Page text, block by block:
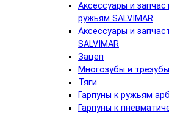
Аксессуары и
ружьям SALVIMAR
Аксессуары и
SALVIMAR
Зацеп
Многозубы и
Тяги
Гарпуны к ружьям
Гарпуны к